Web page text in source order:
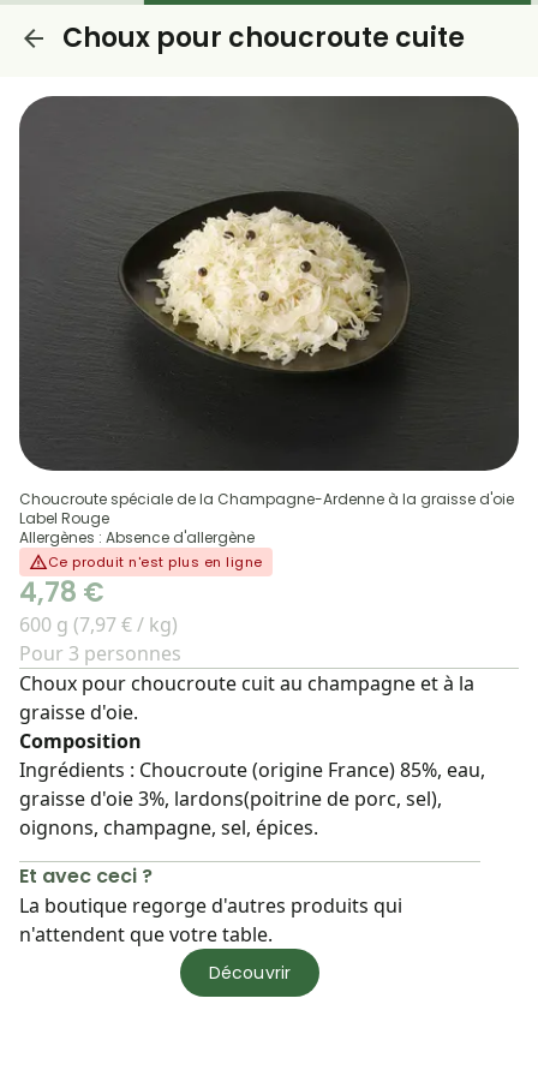
Choux pour choucroute cuite
Choucroute spéciale de la Champagne-Ardenne à la graisse d'oie
Label Rouge
Allergènes : Absence d'allergène
Ce produit n'est plus en ligne
4,78 €
600 g (7,97 € / kg)
Pour 3 personnes
Choux pour choucroute cuit au champagne et à la
graisse d'oie.
Composition
Ingrédients : Choucroute (origine France) 85%, eau,
graisse d'oie 3%, lardons(poitrine de porc, sel),
oignons, champagne, sel, épices.
Et avec ceci ?
La boutique regorge d'autres produits qui
n'attendent que votre table.
Découvrir